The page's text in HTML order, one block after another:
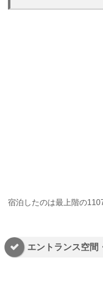
宿泊したのは最上階の
エントランス空間